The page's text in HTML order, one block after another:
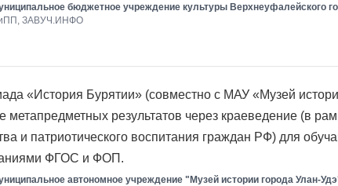
бюджетное учреждение культуры Верхнеуфалейского
ЗАВУЧ.ИНФО
«История Бурятии» (совместно с МАУ «Музей
метапредметных результатов через краеведение (в
и патриотического воспитания граждан РФ) для
ФГОС и ФОП.
автономное учреждение "Музей истории города Улан-